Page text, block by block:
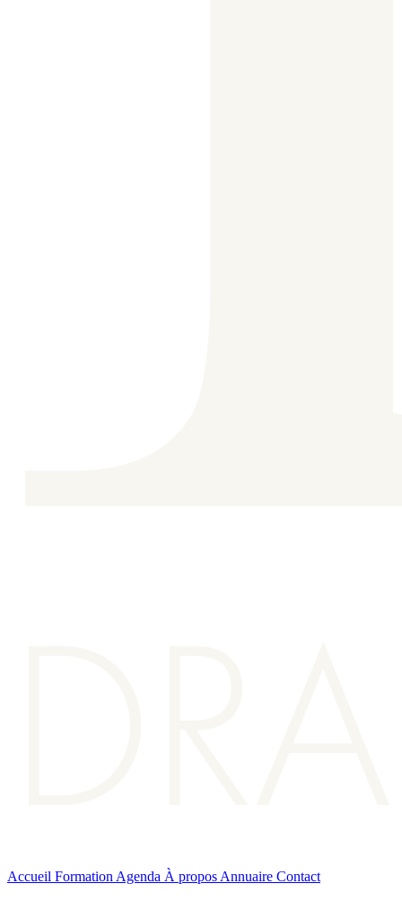
Accueil Formation Agenda À propos Annuaire Contact